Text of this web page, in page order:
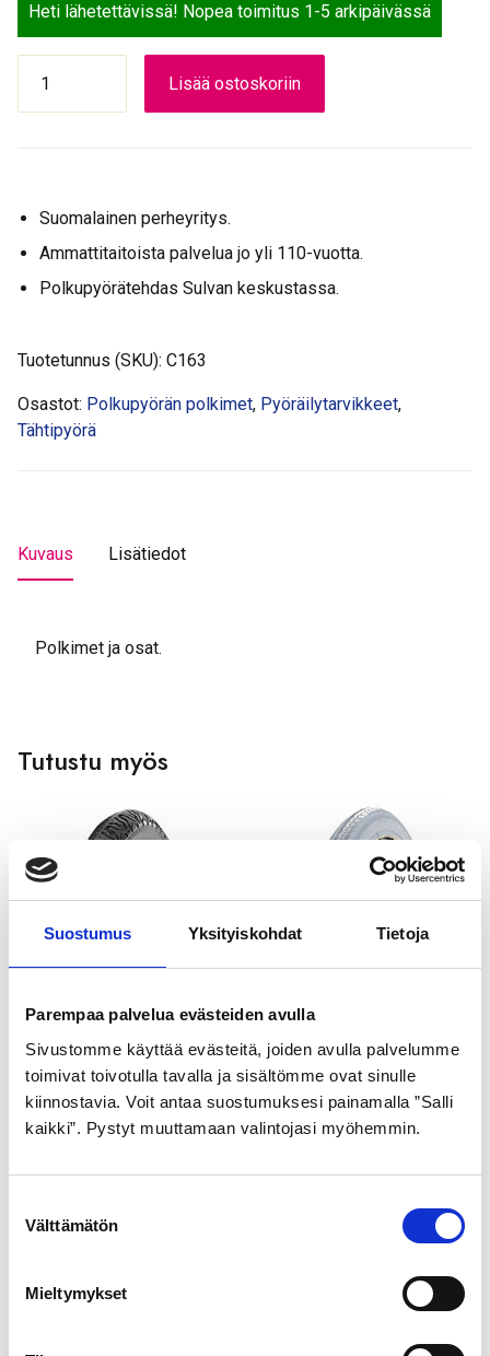
Suostumus Yksityiskohdat Tietoja
Parempaa palvelua evästeiden avulla
Sivustomme käyttää evästeitä, joiden avulla palvelumme
toimivat toivotulla tavalla ja sisältömme ovat sinulle
kiinnostavia. Voit antaa suostumuksesi painamalla ”Salli
kaikki”. Pystyt muuttamaan valintojasi myöhemmin.
Välttämätön
Mieltymykset
Heti lähetettävissä! Nopea toimitus 1-5 arkipäivässä
Classic
9/16"
Lisää ostoskoriin
Suomalainen perheyritys.
Ammattitaitoista palvelua jo yli 110-vuotta.
Polkupyörätehdas Sulvan keskustassa.
Tuotetunnus (SKU): C163
Osastot: Polkupyörän polkimet, Pyöräilytarvikkeet,
Tähtipyörä
Kuvaus Lisätiedot
Polkimet ja osat.
Tutustu myös
GOLDEN BOY
ULKORENGAS 44-484
MUSTA SR 120
21,99€
ULKORENGAS 47-622
HARMAA SR 123
21,99€